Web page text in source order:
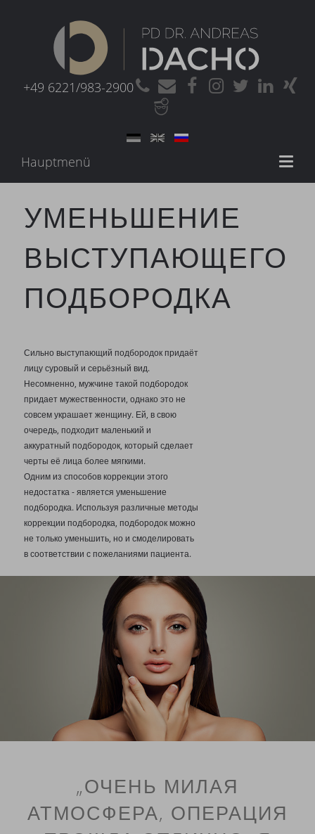
+49 6221/983-2900
Hauptmenü
УМЕНЬШЕНИЕ
ВЫСТУПАЮЩЕГО
ПОДБОРОДКА
Сильно выступающий подбородок придаёт
лицу суровый и серьёзный вид.
Несомненно, мужчине такой подбородок
придает мужественности, однако это не
совсем украшает женщину. Ей, в свою
очередь, подходит маленький и
аккуратный подбородок, который сделает
черты её лица более мягкими.
Одним из способов коррекции этого
недостатка - является уменьшение
подбородка. Используя различные методы
коррекции подбородка, подбородок можно
не только уменьшить, но и смоделировать
в соответствии с пожеланиями пациента.
„ОЧЕНЬ МИЛАЯ
АТМОСФЕРА, ОПЕРАЦИЯ